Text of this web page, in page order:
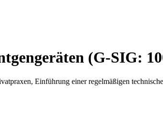
(G-SIG:
Einführung einer regelmäßigen